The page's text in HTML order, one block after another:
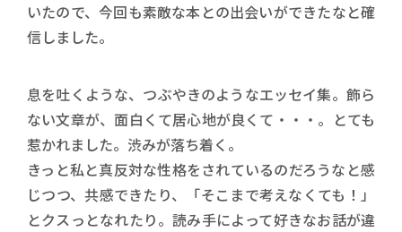
いたので、今回も素敵な本との出会いができたなと確
信しました。
息を吐くような、つぶやきのようなエッセイ集。飾ら
ない文章が、面白くて居心地が良くて・・・。とても
惹かれました。渋みが落ち着く。
きっと私と真反対な性格をされているのだろうなと感
じつつ、共感できたり、「そこまで考えなくても！」
とクスっとなれたり。読み手によって好きなお話が違